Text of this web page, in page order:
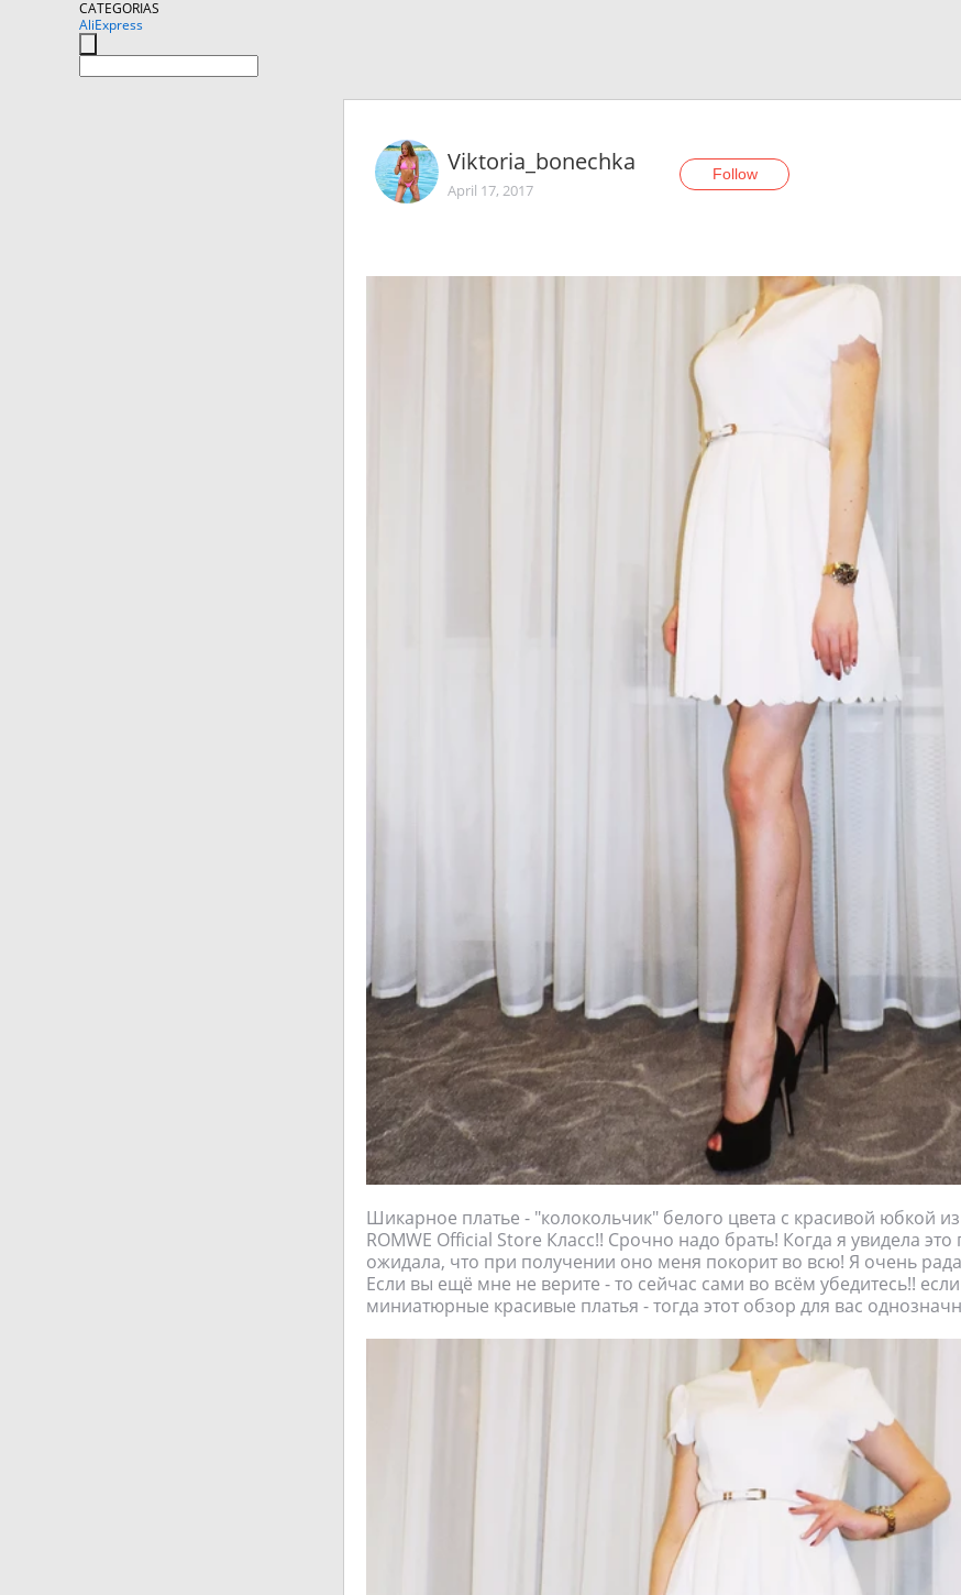
CATEGORIAS
AliExpress
Viktoria_bonechka
April 17, 2017
Follow
Шикарное платье - "колокольчик" белого цвета с красивой юбкой
ROMWE Official Store Класс!! Срочно надо брать! Когда я увидела это
ожидала, что при получении оно меня покорит во всю! Я очень
Если вы ещё мне не верите - то сейчас сами во всём убедитесь!!
миниатюрные красивые платья - тогда этот обзор для вас